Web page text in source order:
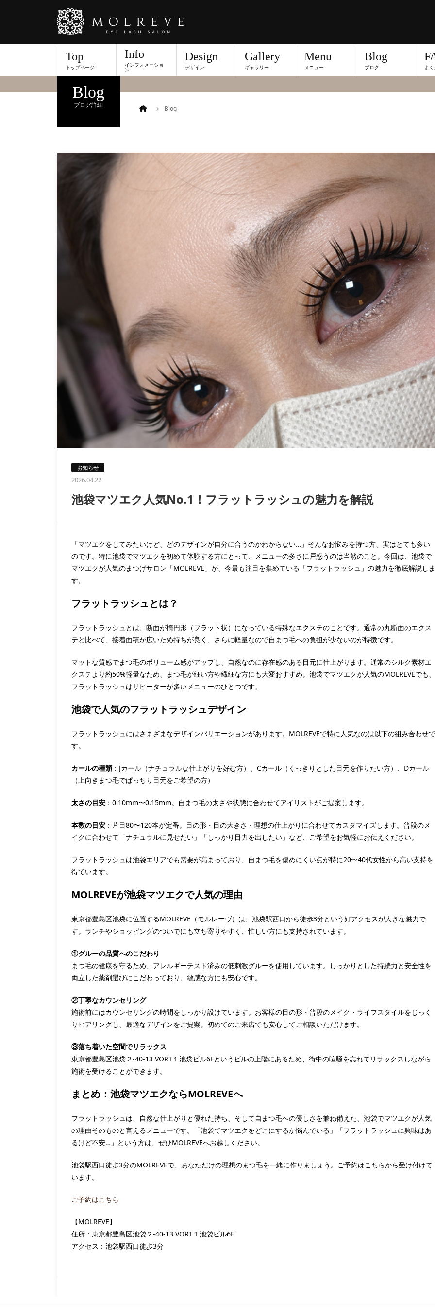
Top
トップページ
Info
インフォメーショ
ン
Design
デザイン
Gallery
ギャラリー
Menu
メニュー
Blog
ブログ よ
Blog
ブログ詳細
当店舗スタッフのブログ記事詳細です。
Blog
お知らせ
2026.04.22
池袋マツエク人気No.1！フラットラッシュの魅力を解説
「マツエクをしてみたいけど、どのデザインが自分に合うのかわからない…」そんなお悩みを持つ方、実はとても多い
のです。特に池袋でマツエクを初めて体験する方にとって、メニューの多さに戸惑うのは当然のこと。今回は、池袋で
マツエクが人気のまつげサロン「MOLREVE」が、今最も注目を集めている「フラットラッシュ」の魅力を徹底解説しま
す。
フラットラッシュとは？
フラットラッシュとは、断面が楕円形（フラット状）になっている特殊なエクステのことです。通常の丸断面のエクス
テと比べて、接着面積が広いため持ちが良く、さらに軽量なので自まつ毛への負担が少ないのが特徴です。
マットな質感でまつ毛のボリューム感がアップし、自然なのに存在感のある目元に仕上がります。通常のシルク素材エ
クステより約50%軽量なため、まつ毛が細い方や繊細な方にも大変おすすめ。池袋でマツエクが人気のMOLREVEでも、
フラットラッシュはリピーターが多いメニューのひとつです。
池袋で人気のフラットラッシュデザイン
フラットラッシュにはさまざまなデザインバリエーションがあります。MOLREVEで特に人気なのは以下の組み合わせで
す。
カールの種類 ：Jカール（ナチュラルな仕上がりを好む方）、Cカール（くっきりとした目元を作りたい方）、Dカール
（上向きまつ毛でぱっちり目元をご希望の方）
太さの目安 ：0.10mm〜0.15mm。自まつ毛の太さや状態に合わせてアイリストがご提案します。
本数の目安 ：片目80〜120本が定番。目の形・目の大きさ・理想の仕上がりに合わせてカスタマイズします。普段のメ
イクに合わせて「ナチュラルに見せたい」「しっかり目力を出したい」など、ご希望をお気軽にお伝えください。
フラットラッシュは池袋エリアでも需要が高まっており、自まつ毛を傷めにくい点が特に20〜40代女性から高い支持を
得ています。
MOLREVEが池袋マツエクで人気の理由
東京都豊島区池袋に位置するMOLREVE（モルレーヴ）は、池袋駅西口から徒歩3分という好アクセスが大きな魅力で
す。ランチやショッピングのついでにも立ち寄りやすく、忙しい方にも支持されています。
①グルーの品質へのこだわり
まつ毛の健康を守るため、アレルギーテスト済みの低刺激グルーを使用しています。しっかりとした持続力と安全性を
両立した薬剤選びにこだわっており、敏感な方にも安心です。
②丁寧なカウンセリング
施術前にはカウンセリングの時間をしっかり設けています。お客様の目の形・普段のメイク・ライフスタイルをじっく
りヒアリングし、最適なデザインをご提案。初めてのご来店でも安心してご相談いただけます。
③落ち着いた空間でリラックス
東京都豊島区池袋２-40-13 VORT１池袋ビル6Fというビルの上階にあるため、街中の喧騒を忘れてリラックスしながら
施術を受けることができます。
まとめ：池袋マツエクならMOLREVEへ
フラットラッシュは、自然な仕上がりと優れた持ち、そして自まつ毛への優しさを兼ね備えた、池袋でマツエクが人気
の理由そのものと言えるメニューです。「池袋でマツエクをどこにするか悩んでいる」「フラットラッシュに興味はあ
るけど不安…」という方は、ぜひMOLREVEへお越しください。
池袋駅西口徒歩3分のMOLREVEで、あなただけの理想のまつ毛を一緒に作りましょう。ご予約はこちらから受け付けて
います。
ご予約はこちら
【MOLREVE】
住所：東京都豊島区池袋２-40-13 VORT１池袋ビル6F
アクセス：池袋駅西口徒歩3分